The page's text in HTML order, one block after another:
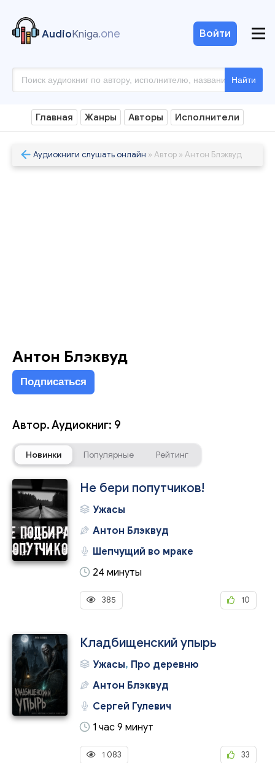
AudioKniga.one
Найти
Войти
Главная Жанры Авторы Исполнители
Аудиокниги слушать онлайн » Автор » Антон Блэквуд
Антон Блэквуд
Подписаться
Автор. Аудиокниг: 9
Новинки Популярные Рейтинг
Не бери попутчиков!
Ужасы
Антон Блэквуд
Шепчущий во мраке
24 минуты
385 10
Кладбищенский упырь
Ужасы, Про деревню
Антон Блэквуд
Сергей Гулевич
1 час 9 минут
1 083 33